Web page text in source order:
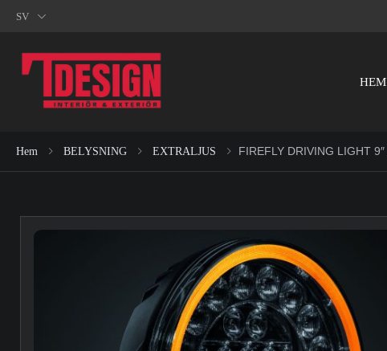
SV
HEM
Hem BELYSNING EXTRALJUS FIREFLY DRIVING LIGHT